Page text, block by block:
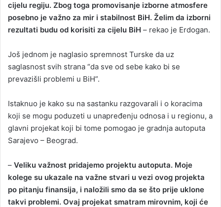
cijelu regiju. Zbog toga promovisanje izborne atmosfere
posebno je važno za mir i stabilnost BiH. Želim da izborni
rezultati budu od korisiti za cijelu BiH – rekao je Erdogan.
Još jednom je naglasio spremnost Turske da uz
saglasnost svih strana “da sve od sebe kako bi se
prevazišli problemi u BiH”.
Istaknuo je kako su na sastanku razgovarali i o koracima
koji se mogu poduzeti u unapređenju odnosa i u regionu, a
glavni projekat koji bi tome pomogao je gradnja autoputa
Sarajevo – Beograd.
– Veliku važnost pridajemo projektu autoputa. Moje
kolege su ukazale na važne stvari u vezi ovog projekta
po pitanju finansija, i naložili smo da se što prije uklone
takvi problemi. Ovaj projekat smatram mirovnim, koji će